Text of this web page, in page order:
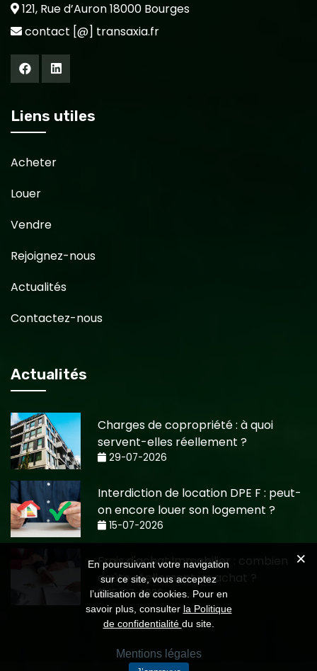
121, Rue d’Auron 18000 Bourges
contact [@] transaxia.fr
Liens utiles
Acheter
Louer
Vendre
Rejoignez-nous
Actualités
Contactez-nous
Actualités
Charges de copropriété : à quoi
servent-elles réellement ?
29-07-2026
Interdiction de location DPE F : peut-
on encore louer son logement ?
15-07-2026
Frais d'achat immobilier : combien
coûte réellement un achat ?
15-07-2026
En poursuivant votre navigation
sur ce site, vous acceptez
l’utilisation de cookies. Pour en
savoir plus, consulter la Politique
de confidentialité du site.
Mentions légales